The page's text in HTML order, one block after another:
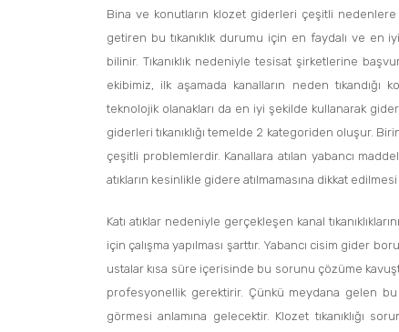
Bina ve konutların klozet giderleri çeşitli
getiren bu tıkanıklık durumu için en faydalı ve en
bilinir. Tıkanıklık nedeniyle tesisat şirketlerine
ekibimiz, ilk aşamada kanalların neden tıkandığı
teknolojik olanakları da en iyi şekilde kullanarak
giderleri tıkanıklığı temelde 2 kategoriden oluşur.
çeşitli problemlerdir. Kanallara atılan yabancı
atıkların kesinlikle gidere atılmamasına dikkat
Katı atıklar nedeniyle gerçekleşen kanal
için çalışma yapılması şarttır. Yabancı cisim gider
ustalar kısa süre içerisinde bu sorunu çözüme
profesyonellik gerektirir. Çünkü meydana gelen
görmesi anlamına gelecektir. Klozet tıkanıklığı